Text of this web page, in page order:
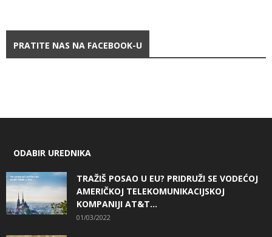
PRATITE NAS NA FACEBOOK-U
ODABIR UREDNIKA
TRAŽIŠ POSAO U EU? PRIDRUŽI SE VODEĆOJ
AMERIČKOJ TELEKOMUNIKACIJSKOJ
KOMPANIJI AT&T...
01/03/2022